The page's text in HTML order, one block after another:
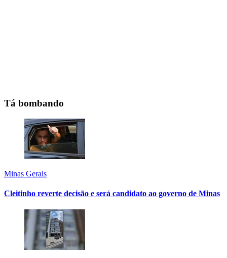
Tá bombando
Minas Gerais
Cleitinho reverte decisão e será candidato ao governo de Minas